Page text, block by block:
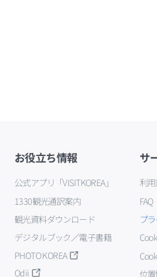
お役立ち情報
公式アプリ「VISITKOREA」
1330観光通訳案内
観光資料ダウンロード
デジタルブック／電子書籍
PHOTO KOREA
Odii
サ
利
FAQ
プ
位